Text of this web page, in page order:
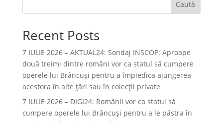
Caută
Recent Posts
7 IULIE 2026 – AKTUAL24: Sondaj INSCOP: Aproape
două treimi dintre români vor ca statul să cumpere
operele lui Brâncuşi pentru a împiedica ajungerea
acestora în alte ţări sau în colecţii private
7 IULIE 2026 – DIGI24: Românii vor ca statul să
cumpere operele lui Brâncuși pentru a le păstra în